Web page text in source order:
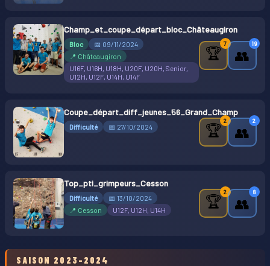
Champ_et_coupe_départ_bloc_Châteaugiron
Bloc
📅 09/11/2024
📍 Châteaugiron
U16F, U16H, U18H, U20F, U20H, Senior,
U12H, U12F, U14H, U14F
🏆
7
👥
19
Coupe_départ_diff_jeunes_56_Grand_Champ
Difficulté 📅 27/10/2024 🏆
2
👥
2
Top_pti_grimpeurs_Cesson
Difficulté
📅 13/10/2024
📍 Cesson
U12F, U12H, U14H
🏆
2
👥
8
SAISON 2023-2024